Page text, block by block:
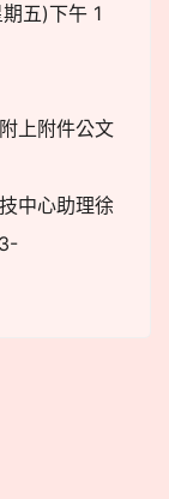
五)下午 1
上附件公文
中心助理徐